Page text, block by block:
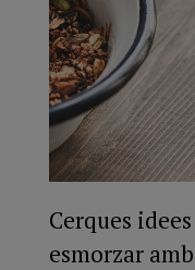
Cerques
esmorzar